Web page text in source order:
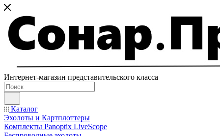
Интернет-магазин представительского класса
Каталог
Эхолоты и Картплоттеры
Комплекты Panoptix LiveScope